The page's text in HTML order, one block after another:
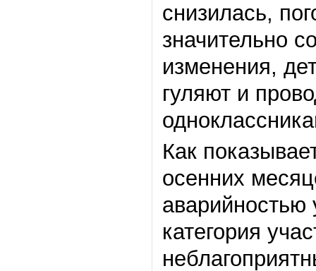
снизилась,
значительно
изменения,
гуляют и
Как
осенних
аварийностью
категория